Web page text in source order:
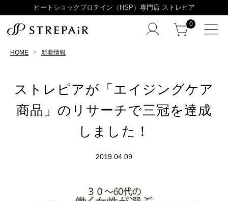
ヒートショックプロテイン（HSP）専門店 ストレピア
0
HOME 新着情報
ストレピアが「エイジングケア
商品」のリサーチで三冠を達成
しました！
2019.04.09